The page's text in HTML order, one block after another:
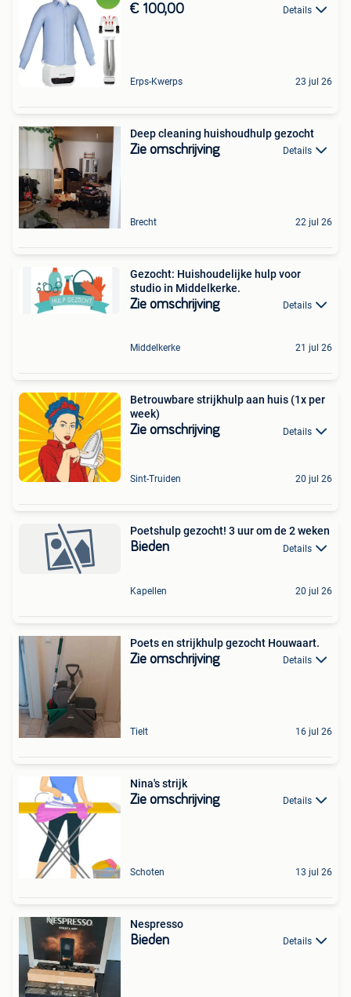
€ 100,00 Details
Erps-Kwerps 23 jul 26
Deep cleaning huishoudhulp gezocht
Zie omschrijving Details
Brecht 22 jul 26
Gezocht: Huishoudelijke hulp voor
studio in Middelkerke.
Zie omschrijving Details
Middelkerke 21 jul 26
Betrouwbare strijkhulp aan huis (1x per
week)
Zie omschrijving Details
Sint-Truiden 20 jul 26
Poetshulp gezocht! 3 uur om de 2 weken
Bieden Details
Kapellen 20 jul 26
Poets en strijkhulp gezocht Houwaart.
Zie omschrijving Details
Tielt 16 jul 26
Nina's strijk
Zie omschrijving Details
Schoten 13 jul 26
Nespresso
Bieden Details